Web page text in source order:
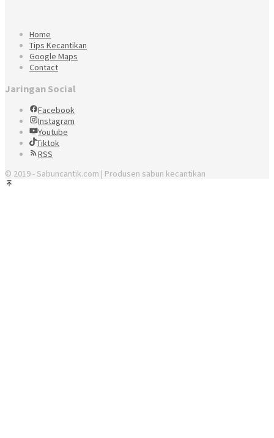
Home
Tips Kecantikan
Google Maps
Contact
Jaringan Social
Facebook
Instagram
Youtube
Tiktok
RSS
© 2019 - Sabuncantik.com | Produsen sabun kecantikan